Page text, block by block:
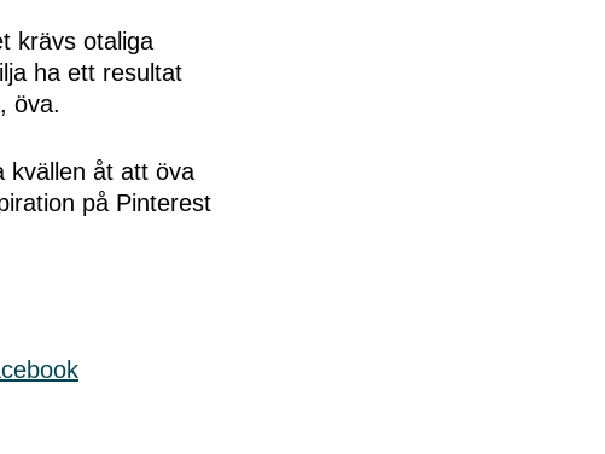
krävs otaliga
ha ett resultat
öva.
kvällen åt att öva
på Pinterest